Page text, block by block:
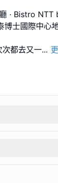
· Bistro NTT
博士國際中心
次都去又一...